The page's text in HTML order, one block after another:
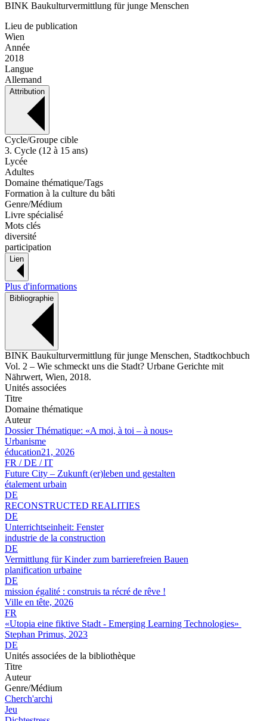
BINK Baukulturvermittlung für junge Menschen
Lieu de publication
Wien
Année
2018
Langue
Allemand
Attribution
Cycle/Groupe cible
3. Cycle (12 à 15 ans)
Lycée
Adultes
Domaine thématique/Tags
Formation à la culture du bâti
Genre/Médium
Livre spécialisé
Mots clés
diversité
participation
Lien
Plus d'informations
Bibliographie
BINK Baukulturvermittlung für junge Menschen, Stadtkochbuch
Vol. 2 – Wie schmeckt uns die Stadt? Urbane Gerichte mit
Nährwert, Wien, 2018.
Unités associées
Titre
Domaine thématique
Auteur
Dossier Thématique: «A moi, à toi – à nous»
Urbanisme
éducation21, 2026
FR / DE / IT
Future City – Zukunft (er)leben und gestalten
étalement urbain
DE
RECONSTRUCTED REALITIES
DE
Unterrichtseinheit: Fenster
industrie de la construction
DE
Vermittlung für Kinder zum barrierefreien Bauen
planification urbaine
DE
mission égalité : construis ta récré de rêve !
Ville en tête, 2026
FR
«Utopia eine fiktive Stadt - Emerging Learning Technologies»
Stephan Primus, 2023
DE
Unités associées de la bibliothèque
Titre
Auteur
Genre/Médium
Cherch'archi
Jeu